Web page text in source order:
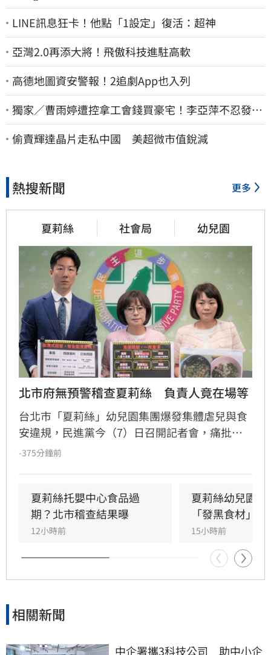
LINE訊息狂卡！他點「1設定」復活：超神
亞灣2.0再添大將！飛傲科技進駐高軟
高德地圖資安警報！2追劇App也入列
獨家／曹雨婷遭控拿工會錢買豪宅！李亞萍不忍發
聲：余天管工會都貼錢
偷賣輝達晶片走私中國 美超微市值銳減
熱搜新聞 更多
夏莉絲 社會局 幼兒園
北市府無預警稽查夏莉絲　負責人竟在場等
台北市「夏莉絲」幼兒園集團爆發集體虐兒與食
安違規，民進黨今（7）日召開記者會，痛批台
北市政府對連鎖教保機構的監督機制完全失靈，
監管思維，並為市府的失職與包庇向受害學童家
長及全體市民公開道歉。
-375分鐘前
夏莉絲托嬰中心食品過
期？北市稽查結果曝
12小時前
夏莉絲幼兒園
「發黑食材」
15小時前
相關新聞
中企署攜3科技公司　助中小企